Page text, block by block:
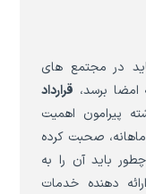
در مجتمع های
برسد، قرارداد
پیرامون اهمیت
صحبت کرده
باید آن را به
دهنده خدمات